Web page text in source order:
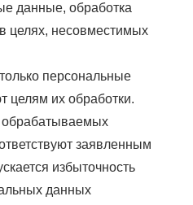
данные, обработка
целях, несовместимых
персональные
целям их обработки.
заявленным
избыточность
данных